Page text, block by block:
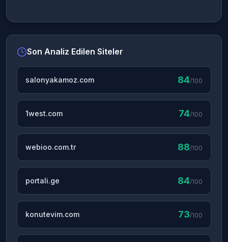
Son Analiz Edilen Siteler
salonyakamoz.com 84/100
1west.com 74/100
webioo.com.tr 88/100
portali.ge 84/100
konutevim.com 73/100